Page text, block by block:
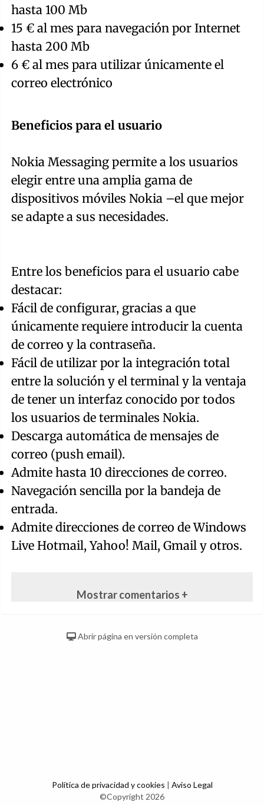
hasta 100 Mb
15 € al mes para navegación por Internet
hasta 200 Mb
6 € al mes para utilizar únicamente el
correo electrónico
Beneficios para el usuario
Nokia Messaging permite a los usuarios
elegir entre una amplia gama de
dispositivos móviles Nokia –el que mejor
se adapte a sus necesidades.
Entre los beneficios para el usuario cabe
destacar:
Fácil de configurar, gracias a que
únicamente requiere introducir la cuenta
de correo y la contraseña.
Fácil de utilizar por la integración total
entre la solución y el terminal y la ventaja
de tener un interfaz conocido por todos
los usuarios de terminales Nokia.
Descarga automática de mensajes de
correo (push email).
Admite hasta 10 direcciones de correo.
Navegación sencilla por la bandeja de
entrada.
Admite direcciones de correo de Windows
Live Hotmail, Yahoo! Mail, Gmail y otros.
Mostrar comentarios +
Abrir página en versión completa
Política de privacidad y cookies | Aviso Legal
©Copyright 2026